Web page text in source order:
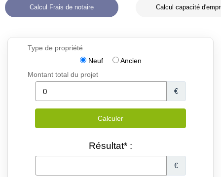
Calcul Frais de notaire Calcul capacité